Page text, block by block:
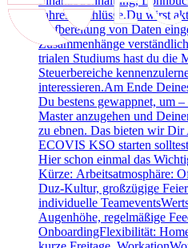
Jahresabschlüsse.Du wirst
Aufbereitung von Daten
Zusammenhänge
trialen Studiums hast du die
Steuerbereiche
interessieren.Am Ende
Du bestens gewappnet, um
Master anzugehen und
zu ebnen. Das bieten wir
ECOVIS KSO starten
Hier schon einmal das
Kürze: Arbeitsatmosphäre:
Duz-Kultur, großzügige
individuelle
Augenhöhe, regelmäßige
OnboardingFlexibilität: